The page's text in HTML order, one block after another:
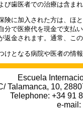
び歯医者での治療は含ま
険に加入された方は、ほ
分で医療代を現金で支払
返金されます。通常、こ
けとなる病院や医者の情
Escuela
Talamanca, 10,
Tel ephone: +34 91
e-mail: